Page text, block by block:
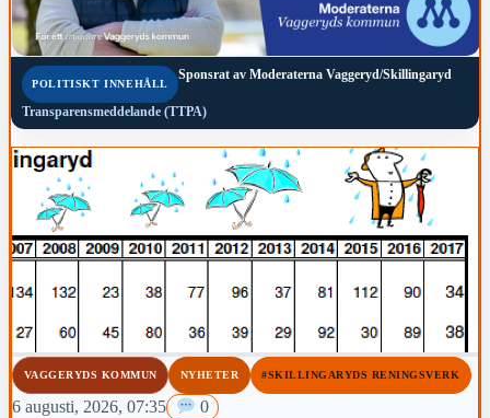
POLITISKT INNEHÅLL
Sponsrat av Moderaterna Vaggeryd/Skillingaryd
Transparensmeddelande (TTPA)
VAGGERYDS KOMMUN NYHETER #SKILLINGARYDS RENINGSVERK
6 augusti, 2026, 07:35 0